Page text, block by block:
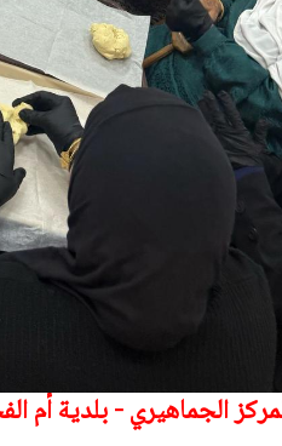
الجماهيري - بلدية أم